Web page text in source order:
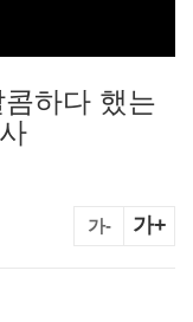
하다 했는
가- 가+